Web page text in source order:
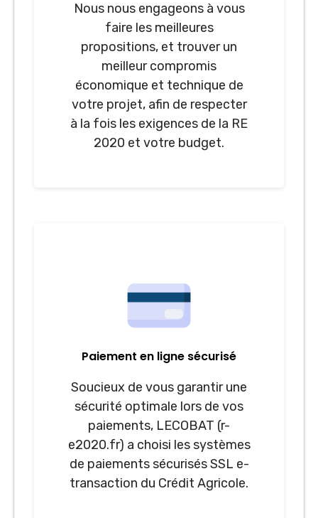
Nous nous engageons à vous
faire les meilleures
propositions, et trouver un
meilleur compromis
économique et technique de
votre projet, afin de respecter
à la fois les exigences de la RE
2020 et votre budget.
Paiement en ligne sécurisé
Soucieux de vous garantir une
sécurité optimale lors de vos
paiements, LECOBAT (r-
e2020.fr) a choisi les systèmes
de paiements sécurisés SSL e-
transaction du Crédit Agricole.